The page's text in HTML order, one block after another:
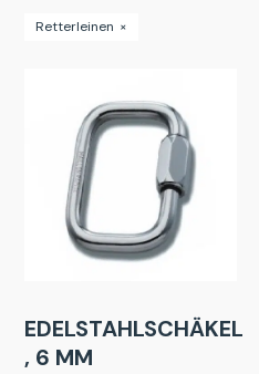
Retterleinen ×
EDELSTAHLSCHÄKEL
, 6 MM